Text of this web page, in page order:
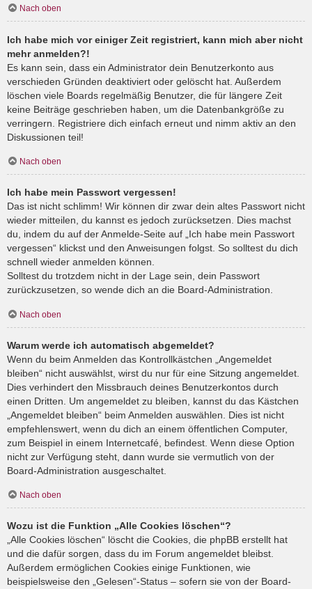
Nach oben
Ich habe mich vor einiger Zeit registriert, kann mich aber nicht
mehr anmelden?!
Es kann sein, dass ein Administrator dein Benutzerkonto aus
verschieden Gründen deaktiviert oder gelöscht hat. Außerdem
löschen viele Boards regelmäßig Benutzer, die für längere Zeit
keine Beiträge geschrieben haben, um die Datenbankgröße zu
verringern. Registriere dich einfach erneut und nimm aktiv an den
Diskussionen teil!
Nach oben
Ich habe mein Passwort vergessen!
Das ist nicht schlimm! Wir können dir zwar dein altes Passwort nicht
wieder mitteilen, du kannst es jedoch zurücksetzen. Dies machst
du, indem du auf der Anmelde-Seite auf „Ich habe mein Passwort
vergessen“ klickst und den Anweisungen folgst. So solltest du dich
schnell wieder anmelden können.
Solltest du trotzdem nicht in der Lage sein, dein Passwort
zurückzusetzen, so wende dich an die Board-Administration.
Nach oben
Warum werde ich automatisch abgemeldet?
Wenn du beim Anmelden das Kontrollkästchen „Angemeldet
bleiben“ nicht auswählst, wirst du nur für eine Sitzung angemeldet.
Dies verhindert den Missbrauch deines Benutzerkontos durch
einen Dritten. Um angemeldet zu bleiben, kannst du das Kästchen
„Angemeldet bleiben“ beim Anmelden auswählen. Dies ist nicht
empfehlenswert, wenn du dich an einem öffentlichen Computer,
zum Beispiel in einem Internetcafé, befindest. Wenn diese Option
nicht zur Verfügung steht, dann wurde sie vermutlich von der
Board-Administration ausgeschaltet.
Nach oben
Wozu ist die Funktion „Alle Cookies löschen“?
„Alle Cookies löschen“ löscht die Cookies, die phpBB erstellt hat
und die dafür sorgen, dass du im Forum angemeldet bleibst.
Außerdem ermöglichen Cookies einige Funktionen, wie
beispielsweise den „Gelesen“-Status – sofern sie von der Board-